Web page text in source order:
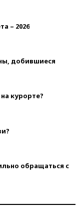
– 2026
добившиеся
курорте?
обращаться с